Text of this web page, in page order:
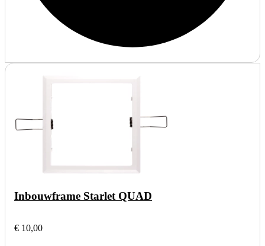
Inbouwframe Starlet QUAD
€ 10,00